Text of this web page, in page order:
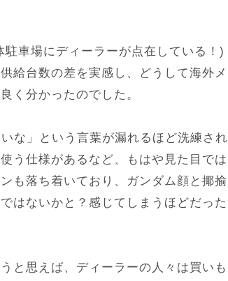
車場にディーラーが点在している！)
給台数の差を実感し、どうして海外メ
く分かったのでした。
な」という言葉が漏れるほど洗練され
う仕様があるなど、もはや見た目では
も落ち着いており、ガンダム顔と揶揄
はないかと？感じてしまうほどだった
と思えば、ディーラーの人々は買いも